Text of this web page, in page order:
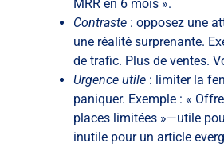
MRR en 6 mois ».
Contraste : opposez une
une réalité surprenante.
de trafic. Plus de ventes.
Urgence utile : limiter la
paniquer. Exemple : «
places limitées »—utile
inutile pour un article